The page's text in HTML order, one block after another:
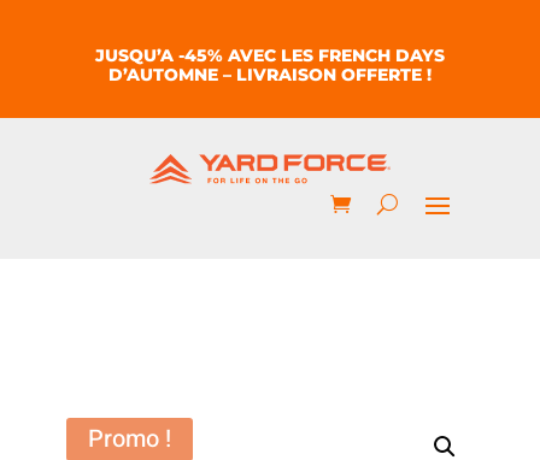
JUSQU’A -45% AVEC LES FRENCH DAYS
D’AUTOMNE – LIVRAISON OFFERTE !
Promo !